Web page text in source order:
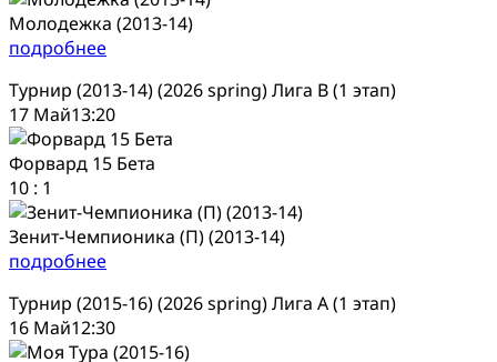
Молодежка (2013-14)
подробнее
Турнир (2013-14) (2026 spring) Лига В (1 этап)
17 Май13:20
Форвард 15 Бета
10 : 1
Зенит-Чемпионика (П) (2013-14)
подробнее
Турнир (2015-16) (2026 spring) Лига А (1 этап)
16 Май12:30